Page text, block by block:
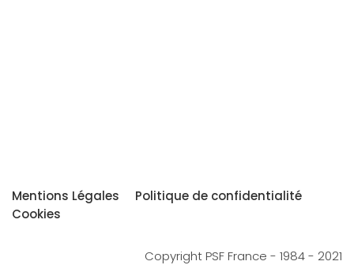
Mentions Légales
Politique de confidentialité
Cookies
Copyright PSF France - 1984 - 2021